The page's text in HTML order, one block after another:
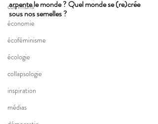
communs
économie
écoféminisme
écologie
collapsologie
inspiration
médias
arpente le monde ? Quel monde se (re)crée
sous nos semelles ?